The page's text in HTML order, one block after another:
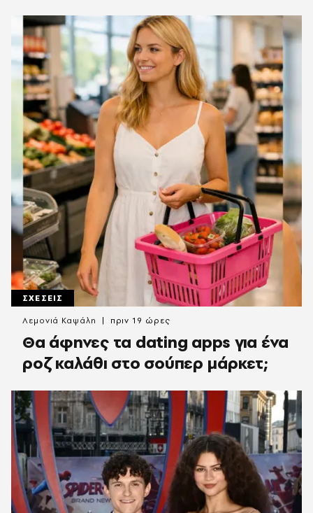
ΣΧΕΣΕΙΣ
Θα άφηνες τα dating apps για ένα
ροζ καλάθι στο σούπερ μάρκετ;
Λεμονιά Καψάλη πριν 19 ώρες